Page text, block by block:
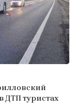
ДТП туристах